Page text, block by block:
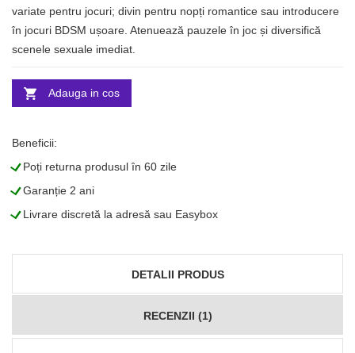
variate pentru jocuri; divin pentru nopți romantice sau introducere
în jocuri BDSM ușoare. Atenuează pauzele în joc și diversifică
scenele sexuale imediat.
Adauga in cos
Beneficii:
LPoți returna produsul în 60 zile
LGaranție 2 ani
LLivrare discretă la adresă sau Easybox
DETALII PRODUS
RECENZII (1)